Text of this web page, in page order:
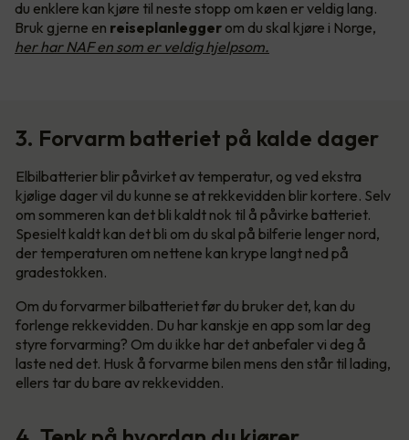
du enklere kan kjøre til neste stopp om køen er veldig lang.
Bruk gjerne en reiseplanlegger om du skal kjøre i Norge,
her har NAF en som er veldig hjelpsom.
3. Forvarm batteriet på kalde dager
Elbilbatterier blir påvirket av temperatur, og ved ekstra
kjølige dager vil du kunne se at rekkevidden blir kortere. Selv
om sommeren kan det bli kaldt nok til å påvirke batteriet.
Spesielt kaldt kan det bli om du skal på bilferie lenger nord,
der temperaturen om nettene kan krype langt ned på
gradestokken.
Om du forvarmer bilbatteriet før du bruker det, kan du
forlenge rekkevidden. Du har kanskje en app som lar deg
styre forvarming? Om du ikke har det anbefaler vi deg å
laste ned det. Husk å forvarme bilen mens den står til lading,
ellers tar du bare av rekkevidden.